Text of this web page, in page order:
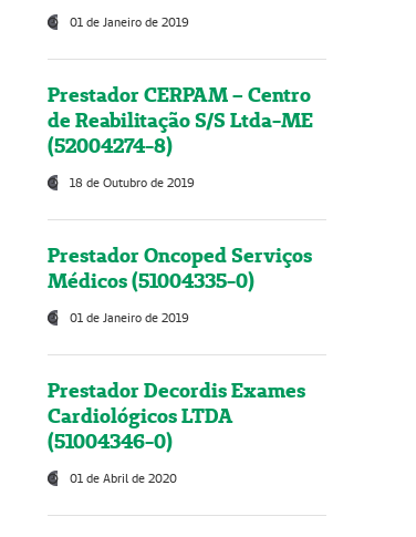
01 de Janeiro de 2019
Prestador CERPAM – Centro
de Reabilitação S/S Ltda-ME
(52004274-8)
18 de Outubro de 2019
Prestador Oncoped Serviços
Médicos (51004335-0)
01 de Janeiro de 2019
Prestador Decordis Exames
Cardiológicos LTDA
(51004346-0)
01 de Abril de 2020